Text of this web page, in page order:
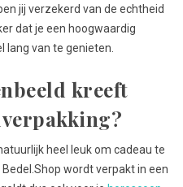
jij verzekerd van de echtheid
dat je een hoogwaardig
lang van te genieten.
kreeft
heel leuk om cadeau te
wordt verpakt in een